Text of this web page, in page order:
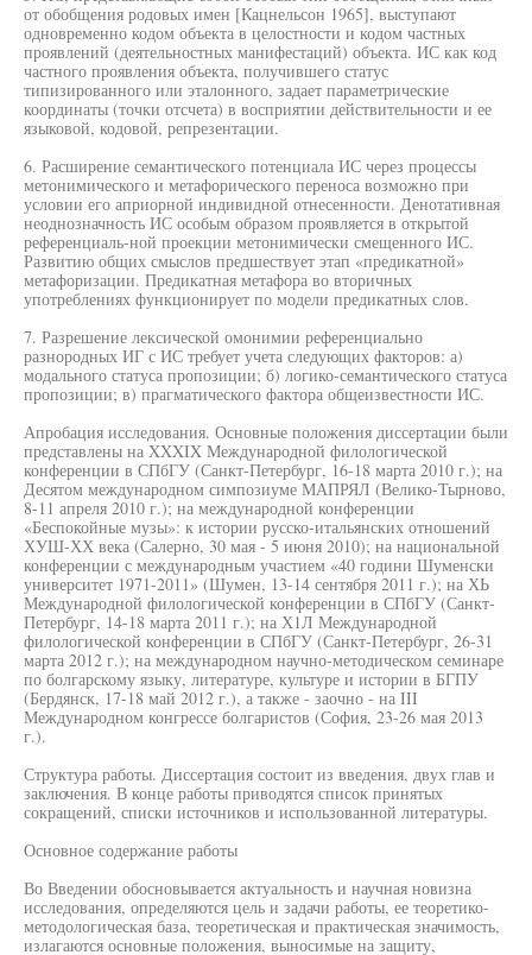
от обобщения родовых имен [Кацнельсон 1965], выступают
одновременно кодом объекта в целостности и кодом частных
проявлений (деятельностных манифестаций) объекта. ИС как код
частного проявления объекта, получившего статус
типизированного или эталонного, задает параметрические
координаты (точки отсчета) в восприятии действительности и ее
языковой, кодовой, репрезентации.
6. Расширение семантического потенциала ИС через процессы
метонимического и метафорического переноса возможно при
условии его априорной индивидной отнесенности. Денотативная
неоднозначность ИС особым образом проявляется в открытой
референциаль-ной проекции метонимически смещенного ИС.
Развитию общих смыслов предшествует этап «предикатной»
метафоризации. Предикатная метафора во вторичных
употреблениях функционирует по модели предикатных слов.
7. Разрешение лексической омонимии референциально
разнородных ИГ с ИС требует учета следующих факторов: а)
модального статуса пропозиции; б) логико-семантического статуса
пропозиции; в) прагматического фактора общеизвестности ИС.
Апробация исследования. Основные положения диссертации были
представлены на XXXIX Международной филологической
конференции в СПбГУ (Санкт-Петербург, 16-18 марта 2010 г.); на
Десятом международном симпозиуме МАПРЯЛ (Велико-Тырново,
8-11 апреля 2010 г.); на международной конференции
«Беспокойные музы»: к истории русско-итальянских отношений
ХУШ-ХХ века (Салерно, 30 мая - 5 июня 2010); на национальной
конференции с международным участием «40 години Шуменски
университет 1971-2011» (Шумен, 13-14 сентября 2011 г.); на ХЬ
Международной филологической конференции в СПбГУ (Санкт-
Петербург, 14-18 марта 2011 г.); на Х1Л Международной
филологической конференции в СПбГУ (Санкт-Петербург, 26-31
марта 2012 г.); на международном научно-методическом семинаре
по болгарскому языку, литературе, культуре и истории в БГПУ
(Бердянск, 17-18 май 2012 г.), а также - заочно - на III
Международном конгрессе болгаристов (София, 23-26 мая 2013
г.).
Структура работы. Диссертация состоит из введения, двух глав и
заключения. В конце работы приводятся список принятых
сокращений, списки источников и использованной литературы.
Основное содержание работы
Во Введении обосновывается актуальность и научная новизна
исследования, определяются цель и задачи работы, ее теоретико-
методологическая база, теоретическая и практическая значимость,
излагаются основные положения, выносимые на защиту,